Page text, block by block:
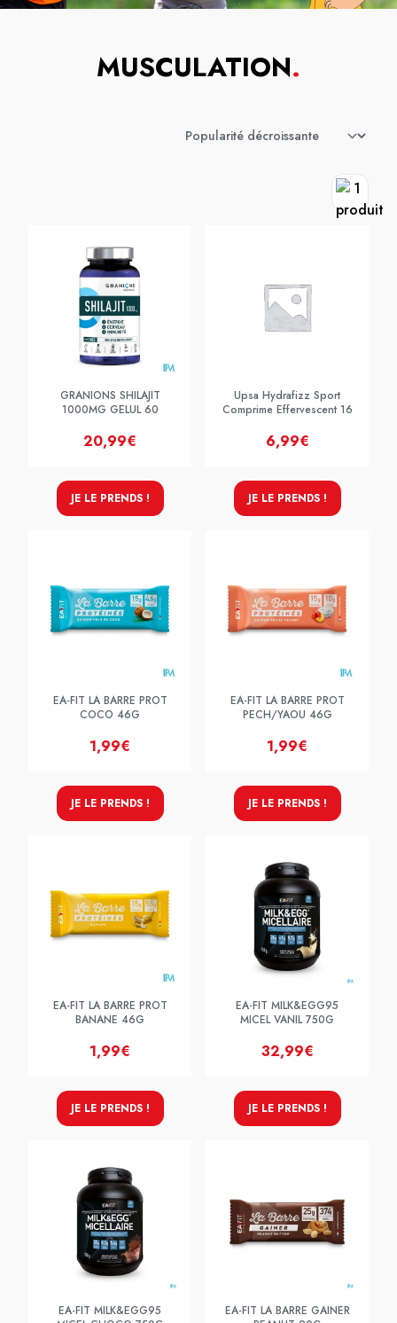
MUSCULATION.
GRANIONS SHILAJIT
1000MG GELUL 60
20,99€
JE LE PRENDS !
Upsa Hydrafizz Sport
Comprime Effervescent 16
6,99€
JE LE PRENDS !
EA-FIT LA BARRE PROT
COCO 46G
1,99€
JE LE PRENDS !
EA-FIT LA BARRE PROT
PECH/YAOU 46G
1,99€
JE LE PRENDS !
EA-FIT LA BARRE PROT
BANANE 46G
1,99€
JE LE PRENDS !
EA-FIT MILK&EGG95
MICEL VANIL 750G
32,99€
JE LE PRENDS !
EA-FIT MILK&EGG95
EA-FIT LA BARRE GAINER